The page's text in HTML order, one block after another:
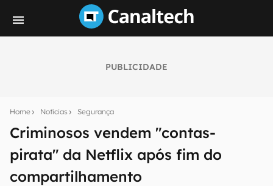
PUBLICIDADE
Home Notícias Segurança
Criminosos vendem "contas-
pirata" da Netflix após fim do
compartilhamento
notícias e reviews sobre tecnologia em primeira
mão.
E-mail